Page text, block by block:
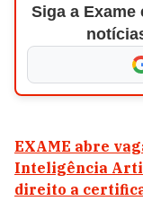
Siga a
EXAME abre
Inteligência
direito a